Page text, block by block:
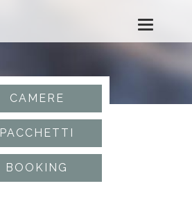
T
o
CAMERE
PACCHETTI
BOOKING